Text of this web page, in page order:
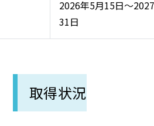
2026年5月15日～
31日
取得状況